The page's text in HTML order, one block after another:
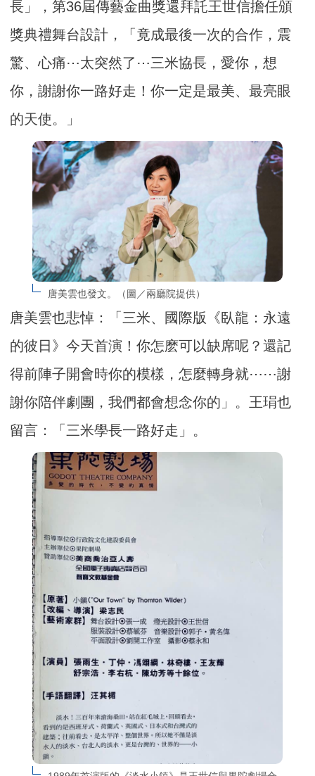
長」，第36屆傳藝金曲獎還拜託王世信擔任頒
獎典禮舞台設計，「竟成最後一次的合作，震
驚、心痛⋯太突然了⋯三米協長，愛你，想
你，謝謝你一路好走！你一定是最美、最亮眼
的天使。」
唐美雲也發文。（圖／兩廳院提供）
唐美雲也悲悼：「三米、國際版《臥龍：永遠
的彼日》今天首演！你怎麽可以缺席呢？還記
得前陣子開會時你的模樣，怎麼轉身就⋯⋯謝
謝你陪伴劇團，我們都會想念你的」。王琄也
留言：「三米學長一路好走」。